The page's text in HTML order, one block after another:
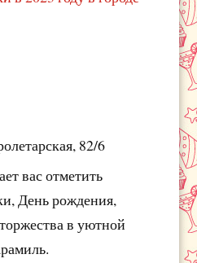
82/6
вас отметить
День рождения,
в уютной